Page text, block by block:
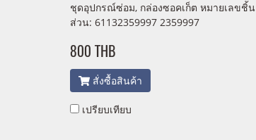
ชุดอุปกรณ์ซ่อม, กล่องซอคเก็ต หมายเลขชิ้น
ส่วน: 61132359997 2359997
800 THB
สั่งซื้อสินค้า
เปรียบเทียบ